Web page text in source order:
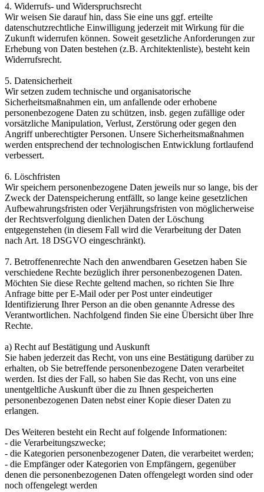
4. Widerrufs- und Widerspruchsrecht
Wir weisen Sie darauf hin, dass Sie eine uns ggf. erteilte
datenschutzrechtliche Einwilligung jederzeit mit Wirkung für die
Zukunft widerrufen können. Soweit gesetzliche Anforderungen zur
Erhebung von Daten bestehen (z.B. Architektenliste), besteht kein
Widerrufsrecht.
5. Datensicherheit
Wir setzen zudem technische und organisatorische
Sicherheitsmaßnahmen ein, um anfallende oder erhobene
personenbezogene Daten zu schützen, insb. gegen zufällige oder
vorsätzliche Manipulation, Verlust, Zerstörung oder gegen den
Angriff unberechtigter Personen. Unsere Sicherheitsmaßnahmen
werden entsprechend der technologischen Entwicklung fortlaufend
verbessert.
6. Löschfristen
Wir speichern personenbezogene Daten jeweils nur so lange, bis der
Zweck der Datenspeicherung entfällt, so lange keine gesetzlichen
Aufbewahrungsfristen oder Verjährungsfristen von möglicherweise
der Rechtsverfolgung dienlichen Daten der Löschung
entgegenstehen (in diesem Fall wird die Verarbeitung der Daten
nach Art. 18 DSGVO eingeschränkt).
7. Betroffenenrechte Nach den anwendbaren Gesetzen haben Sie
verschiedene Rechte bezüglich ihrer personenbezogenen Daten.
Möchten Sie diese Rechte geltend machen, so richten Sie Ihre
Anfrage bitte per E-Mail oder per Post unter eindeutiger
Identifizierung Ihrer Person an die oben genannte Adresse des
Verantwortlichen. Nachfolgend finden Sie eine Übersicht über Ihre
Rechte.
a) Recht auf Bestätigung und Auskunft
Sie haben jederzeit das Recht, von uns eine Bestätigung darüber zu
erhalten, ob Sie betreffende personenbezogene Daten verarbeitet
werden. Ist dies der Fall, so haben Sie das Recht, von uns eine
unentgeltliche Auskunft über die zu Ihnen gespeicherten
personenbezogenen Daten nebst einer Kopie dieser Daten zu
erlangen.
Des Weiteren besteht ein Recht auf folgende Informationen:
- die Verarbeitungszwecke;
- die Kategorien personenbezogener Daten, die verarbeitet werden;
- die Empfänger oder Kategorien von Empfängern, gegenüber
denen die personenbezogenen Daten offengelegt worden sind oder
noch offengelegt werden